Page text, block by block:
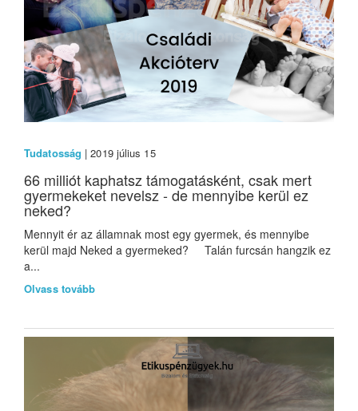
Tudatosság | 2019 július 15
66 milliót kaphatsz támogatásként, csak mert
gyermekeket nevelsz - de mennyibe kerül ez
neked?
Mennyit ér az államnak most egy gyermek, és mennyibe
kerül majd Neked a gyermeked? Talán furcsán hangzik ez
a...
Olvass tovább